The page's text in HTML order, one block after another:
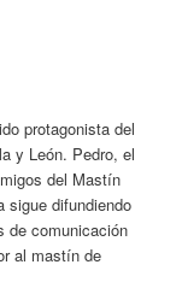
protagonista del
y León. Pedro, el
del Mastín
sigue difundiendo
de comunicación
al mastín de